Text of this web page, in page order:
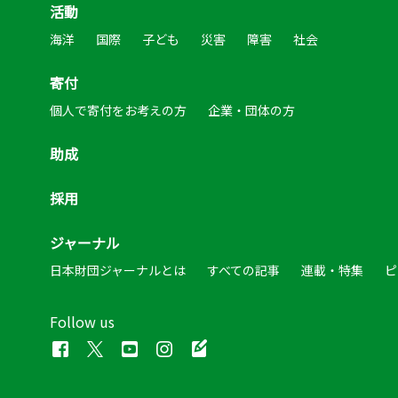
Follow us
活動
海洋 国際 子ども 災害 障害 社会
寄付
個人で寄付をお考えの方 企業・団体の方
助成
採用
ジャーナル
日本財団ジャーナルとは すべての記事 連載・特集